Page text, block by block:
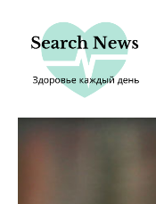
содержимому